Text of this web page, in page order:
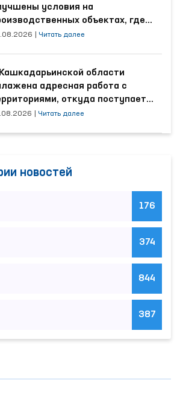
условия на
объектах, где
осуждённые
Читать далее
области
адресная работа с
откуда поступает
количество обращений
Читать далее
новостей
176
374
844
387